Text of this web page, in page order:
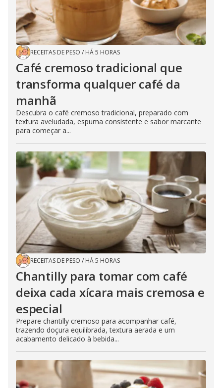
RECEITAS DE PESO / HÁ 5 HORAS
Café cremoso tradicional que
transforma qualquer café da
manhã
Descubra o café cremoso tradicional, preparado com
textura aveludada, espuma consistente e sabor marcante
para começar a...
RECEITAS DE PESO / HÁ 5 HORAS
Chantilly para tomar com café
deixa cada xícara mais cremosa e
especial
Prepare chantilly cremoso para acompanhar café,
trazendo doçura equilibrada, textura aerada e um
acabamento delicado à bebida...